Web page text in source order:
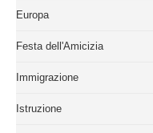
Europa
Festa dell'Amicizia
Immigrazione
Istruzione